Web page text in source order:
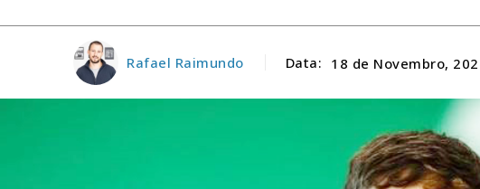
Rafael Raimundo Data: 18 de Novembro,